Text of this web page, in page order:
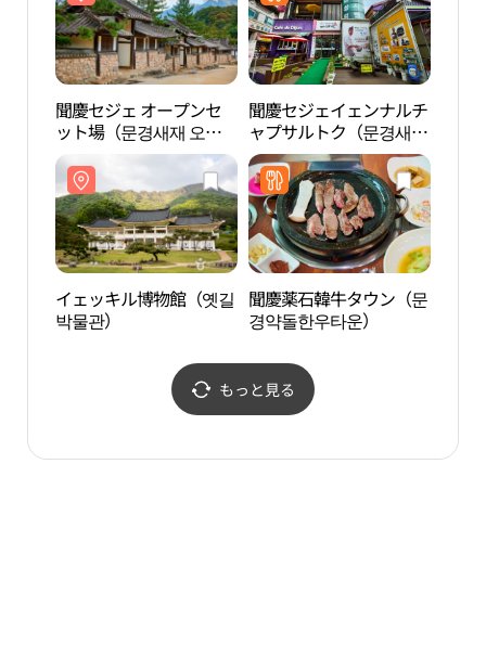
聞慶セジェ オープンセ
ット場（문경새재 오픈
세트장）
聞慶セジェイェンナルチ
ャプサルトク（문경새재
옛날찹쌀떡）
イェッキル博物館（옛길
박물관）
聞慶薬石韓牛タウン（문
경약돌한우타운）
もっと見る